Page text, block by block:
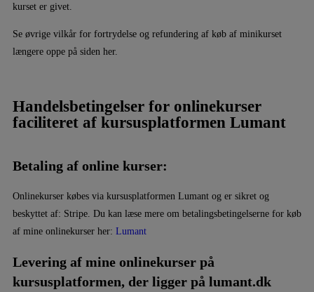
kurset er givet.
Se øvrige vilkår for fortrydelse og refundering af køb af minikurset
længere oppe på siden her.
Handelsbetingelser for onlinekurser
faciliteret af kursusplatformen Lumant
Betaling af online kurser:
Onlinekurser købes via kursusplatformen Lumant og er sikret og
beskyttet af: Stripe. Du kan læse mere om betalingsbetingelserne for køb
af mine onlinekurser her: Lumant
Levering af mine onlinekurser på
kursusplatformen, der ligger på lumant.dk